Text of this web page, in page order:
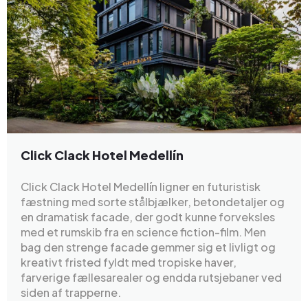
Click Clack Hotel Medellín
Click Clack Hotel Medellín ligner en futuristisk
fæstning med sorte stålbjælker, betondetaljer og
en dramatisk facade, der godt kunne forveksles
med et rumskib fra en science fiction-film. Men
bag den strenge facade gemmer sig et livligt og
kreativt fristed fyldt med tropiske haver,
farverige fællesarealer og endda rutsjebaner ved
siden af trapperne.